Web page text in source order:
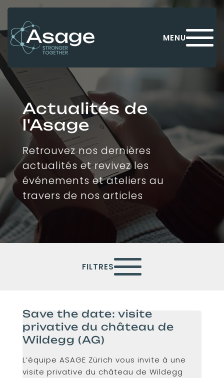
MENU
Actualités de
l'Asage
Retrouvez nos dernières
actualités et revivez les
événements et ateliers au
travers de nos articles
FILTRES
Save the date: visite
privative du château de
Wildegg (AG)
L’équipe ASAGE Zürich vous invite à une
visite privative du château de Wildegg